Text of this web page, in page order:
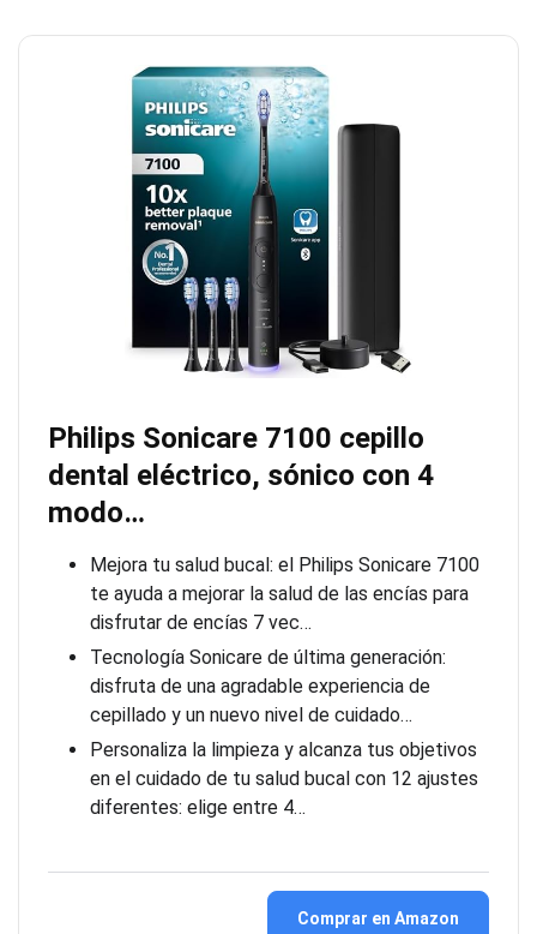
Philips Sonicare 7100 cepillo
dental eléctrico, sónico con 4
modo…
Mejora tu salud bucal: el Philips Sonicare 7100
te ayuda a mejorar la salud de las encías para
disfrutar de encías 7 vec…
Tecnología Sonicare de última generación:
disfruta de una agradable experiencia de
cepillado y un nuevo nivel de cuidado…
Personaliza la limpieza y alcanza tus objetivos
en el cuidado de tu salud bucal con 12 ajustes
diferentes: elige entre 4…
Comprar en Amazon